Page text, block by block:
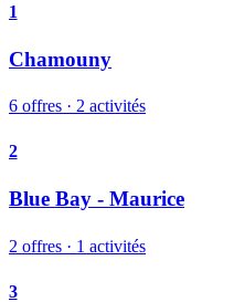
1
Chamouny
6 offres · 2 activités
2
Blue Bay - Maurice
2 offres · 1 activités
3